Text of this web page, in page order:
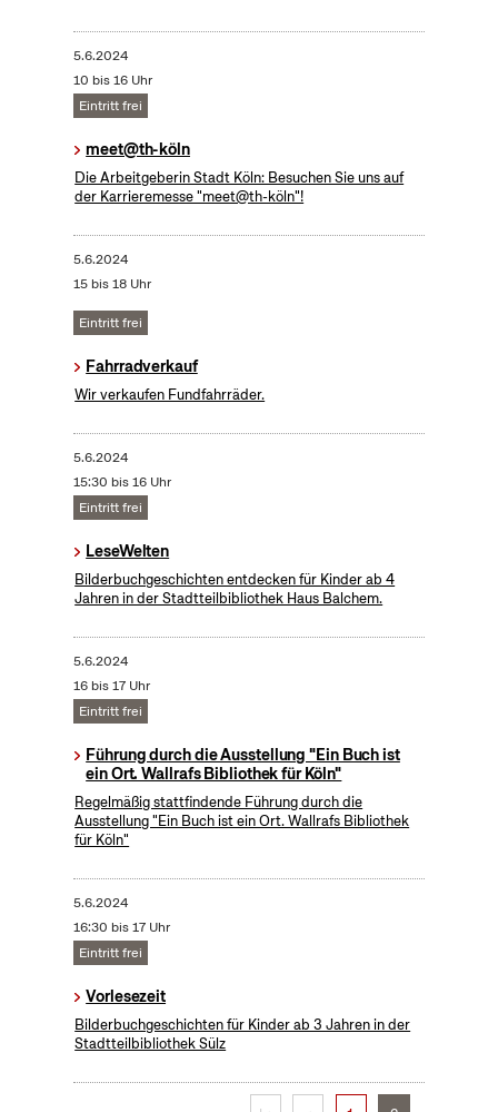
5.6.2024
10 bis 16 Uhr
Eintritt frei
meet@th-köln
Die Arbeitgeberin Stadt Köln: Besuchen Sie uns auf
der Karrieremesse "meet@th-köln"!
5.6.2024
15 bis 18 Uhr
Eintritt frei
Fahrradverkauf
Wir verkaufen Fundfahrräder.
5.6.2024
15:30 bis 16 Uhr
Eintritt frei
LeseWelten
Bilderbuchgeschichten entdecken für Kinder ab 4
Jahren in der Stadtteilbibliothek Haus Balchem.
5.6.2024
16 bis 17 Uhr
Eintritt frei
Führung durch die Ausstellung "Ein Buch ist
ein Ort. Wallrafs Bibliothek für Köln"
Regelmäßig stattfindende Führung durch die
Ausstellung "Ein Buch ist ein Ort. Wallrafs Bibliothek
für Köln"
5.6.2024
16:30 bis 17 Uhr
Eintritt frei
Vorlesezeit
Bilderbuchgeschichten für Kinder ab 3 Jahren in der
Stadtteilbibliothek Sülz